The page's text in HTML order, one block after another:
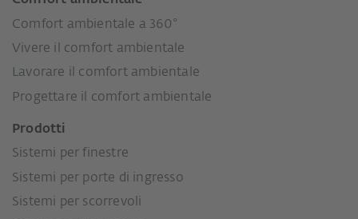
Comfort ambientale a 360°
Vivere il comfort ambientale
Lavorare il comfort ambientale
Progettare il comfort ambientale
Prodotti
Sistemi per finestre
Sistemi per porte di ingresso
Sistemi per scorrevoli